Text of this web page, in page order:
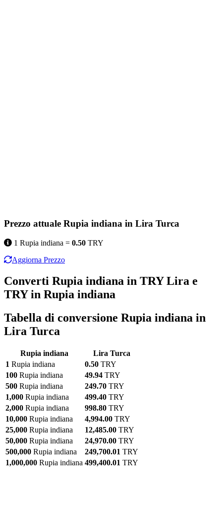
Prezzo attuale Rupia indiana in Lira Turca
1 Rupia indiana = 0.50 TRY
Aggiorna Prezzo
Converti Rupia indiana in TRY Lira e
TRY in Rupia indiana
Tabella di conversione Rupia indiana in
Lira Turca
Rupia indiana
Lira Turca
1 Rupia indiana 0.50 TRY
100 Rupia indiana 49.94 TRY
500 Rupia indiana 249.70 TRY
1,000 Rupia indiana 499.40 TRY
2,000 Rupia indiana 998.80 TRY
10,000 Rupia indiana 4,994.00 TRY
25,000 Rupia indiana 12,485.00 TRY
50,000 Rupia indiana 24,970.00 TRY
500,000 Rupia indiana 249,700.01 TRY
1,000,000 Rupia indiana 499,400.01 TRY